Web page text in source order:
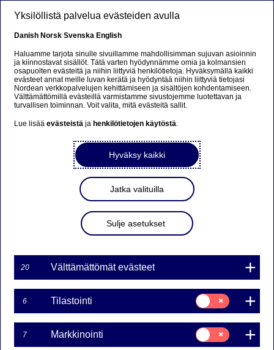
Beklager...
Siden findes desværre ikke på dansk
Bliv på siden|Fortsæt til en relateret side på dansk
MARKKINATAKAUS
WARRANTILLE TOTE6I
42NDS ON PÄÄTTYNYT
01-08-2016 13:59
Nordea Bank Ab:n liikkeeseenlaskeman Turbo-warrantin
saavutettua Turbo-warrantin knock-out tason.
Yksilöllistä palvelua evästeiden avulla
Danish Norsk Svenska English
Haluamme tarjota sinulle sivuillamme mahdollisimman sujuvan asioinnin
ja kiinnostavat sisällöt. Tätä varten hyödynnämme omia ja kolmansien
osapuolten evästeitä ja niihin liittyviä henkilötietoja. Hyväksymällä kaikki
evästeet annat meille luvan kerätä ja hyödyntää niihin liittyviä tietojasi
Nordean verkkopalvelujen kehittämiseen ja sisältöjen kohdentamiseen.
Välttämättömillä evästeillä varmistamme sivustojemme luotettavan ja
turvallisen toiminnan. Voit valita, mitä evästeitä sallit.
Lue lisääevästeistä ja henkilötietojen käytöstä.
Hyväksy kaikki
Jatka valituilla
Sulje asetukset
20 Välttämättömät evästeet
6 Tilastointi
Suostumusvalinta:
Tilastointi
7 Markkinointi
Suostumusvalinta:
Markkinointi